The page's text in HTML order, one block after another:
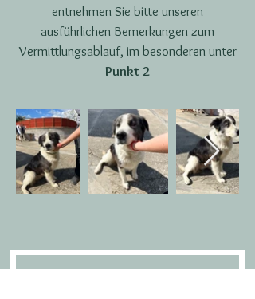
entnehmen Sie bitte unseren
ausführlichen Bemerkungen zum
Vermittlungsablauf, im besonderen unter
Punkt 2